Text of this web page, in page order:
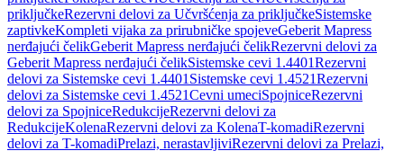
priključkeRezervni delovi za Učvršćenja za priključkeSistemske
zaptivkeKompleti vijaka za prirubničke spojeveGeberit Mapress
nerđajući čelikGeberit Mapress nerđajući čelikRezervni delovi za
Geberit Mapress nerđajući čelikSistemske cevi 1.4401Rezervni
delovi za Sistemske cevi 1.4401 Sistemske cevi 1.4521Rezervni
delovi za Sistemske cevi 1.4521Cevni umeciSpojniceRezervni
delovi za SpojniceRedukcijeRezervni delovi za
RedukcijeKolenaRezervni delovi za KolenaT-komadiRezervni
delovi za T-komadiPrelazi, nerastavljiviRezervni delovi za Prelazi,